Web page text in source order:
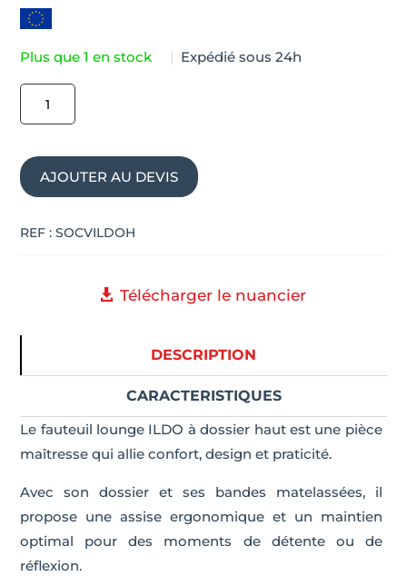
Plus que 1 en stock | Expédié sous 24h
quantité
Fauteuil
lounge
dossier
ILDO
AJOUTER AU DEVIS
REF :SOCVILDOH
Télécharger le nuancier
DESCRIPTION
CARACTERISTIQUES
Le fauteuil lounge ILDO à dossier haut est une pièce
maîtresse qui allie confort, design et praticité.
Avec son dossier et ses bandes matelassées, il
propose une assise ergonomique et un maintien
optimal pour des moments de détente ou de
réflexion.